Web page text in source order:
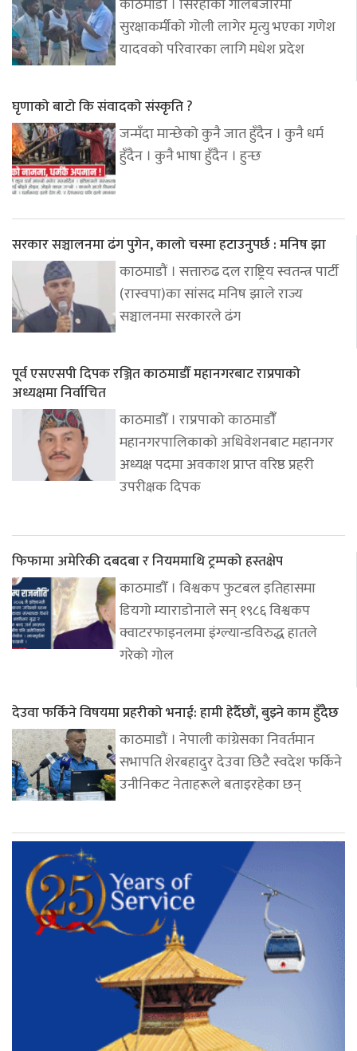
सुरक्षाकर्मीको गोली लागेर मृत्यु भएका गणेश
यादवको परिवारका लागि मधेश प्रदेश
घृणाको बाटो कि संवादको संस्कृति ?
जन्मँदा मान्छेको कुनै जात हुँदैन । कुनै धर्म
हुँदैन । कुनै भाषा हुँदैन । हुन्छ
सरकार सञ्चालनमा ढंग पुगेन, कालो चस्मा हटाउनुपर्छ : मनिष झा
काठमाडौं । सत्तारुढ दल राष्ट्रिय स्वतन्त्र पार्टी
(रास्वपा)का सांसद मनिष झाले राज्य
सञ्चालनमा सरकारले ढंग
पूर्व एसएसपी दिपक रञ्जित काठमाडौँ महानगरबाट राप्रपाको
अध्यक्षमा निर्वाचित
काठमाडौँ । राप्रपाको काठमाडौंँ
महानगरपालिकाको अधिवेशनबाट महानगर
अध्यक्ष पदमा अवकाश प्राप्त वरिष्ठ प्रहरी
उपरीक्षक दिपक
फिफामा अमेरिकी दबदबा र नियममाथि ट्रम्पको हस्तक्षेप
काठमाडौँ । विश्वकप फुटबल इतिहासमा
डियगो म्याराडोनाले सन् १९८६ विश्वकप
क्वाटरफाइनलमा इंग्ल्यान्डविरुद्ध हातले
गरेको गोल
देउवा फर्किने विषयमा प्रहरीको भनाई: हामी हेर्दैछौं, बुझ्ने काम हुँदैछ
काठमाडौं । नेपाली कांग्रेसका निवर्तमान
सभापति शेरबहादुर देउवा छिटै स्वदेश फर्किने
उनीनिकट नेताहरूले बताइरहेका छन्